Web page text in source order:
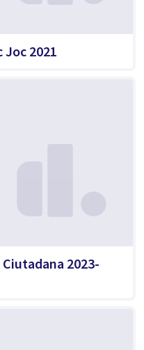
Joc 2021
2023-